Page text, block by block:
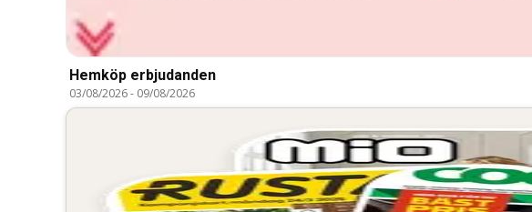
Hemköp erbjudanden
03/08/2026- 09/08/2026